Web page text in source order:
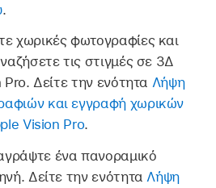
.
χωρικές φωτογραφίες και
τις στιγμές σε 3Δ
Δείτε την ενότητα Λήψη
και εγγραφή χωρικών
Vision Pro.
ένα πανοραμικό
Δείτε την ενότηταΛήψη